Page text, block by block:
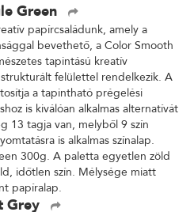
Green
papírcsaládunk, amely a
bevethető, a Color Smooth
tapintású kreatív
felülettel rendelkezik. A
a tapintható prégelési
is kiválóan alkalmas alternatívát
13 tagja van, melyből 9 szín
is alkalmas színalap.
300g. A paletta egyetlen zöld
időtlen szín. Mélysége miatt
papíralap.
Grey